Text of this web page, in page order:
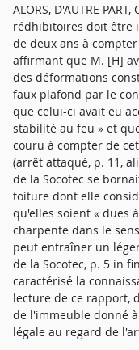
ALORS, D'AUTRE
rédhibitoires doit être
de deux ans à
affirmant que M. [H]
des déformations
faux plafond par le
que celui-ci avait eu
stabilité au feu » et
couru à compter de
(arrêt attaqué, p. 11,
de la Socotec se
toiture dont elle
qu'elles soient « dues
charpente dans le
peut entraîner un
de la Socotec, p. 5 in
caractérisé la
lecture de ce rapport,
de l'immeuble donné
légale au regard de